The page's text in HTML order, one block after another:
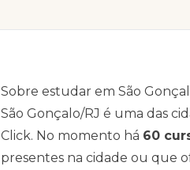
Sobre estudar em São
São Gonçalo/RJ é uma das
Click. No momento há 60
presentes na cidade ou que